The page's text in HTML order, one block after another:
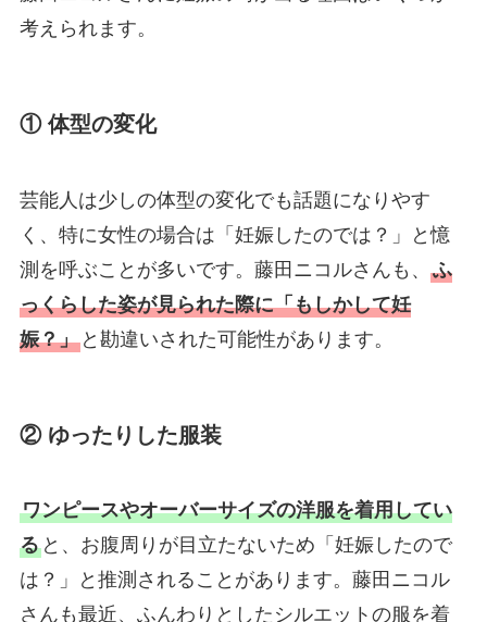
考えられます。
① 体型の変化
芸能人は少しの体型の変化でも話題になりやす
く、特に女性の場合は「妊娠したのでは？」と憶
測を呼ぶことが多いです。藤田ニコルさんも、 ふ
っくらした姿が見られた際に「もしかして妊
娠？」と勘違いされた可能性があります。
② ゆったりした服装
ワンピースやオーバーサイズの洋服を着用してい
ると、お腹周りが目立たないため「妊娠したので
は？」と推測されることがあります。藤田ニコル
さんも最近、ふんわりとしたシルエットの服を着